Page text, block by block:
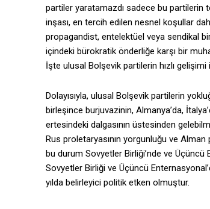
partiler yaratamazdı sadece bu partilerin
inşası, en tercih edilen nesnel koşullar
propagandist, entelektüel veya sendikal
içindeki bürokratik önderliğe karşı bir
İşte ulusal Bolşevik partilerin hızlı
Dolayısıyla, ulusal Bolşevik partilerin
birleşince burjuvazinin, Almanya’da,
ertesindeki dalgasının üstesinden
Rus proletaryasının yorgunluğu ve Alman
bu durum Sovyetler Birliği’nde ve Üçüncü
Sovyetler Birliği ve Üçüncü
yılda belirleyici politik etken olmuştur.